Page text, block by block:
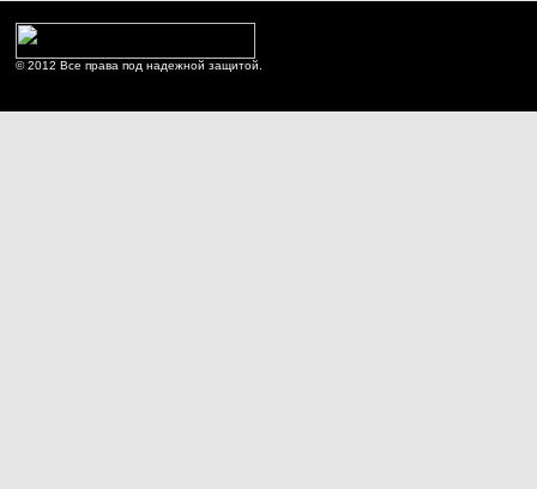
© 2012 Все права под надежной защитой.